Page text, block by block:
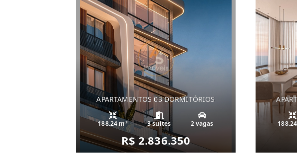
APARTAMENTOS 03 DORMITÓRIOS
188.24 m² 3 suítes 2 vagas
R$ 2.836.350